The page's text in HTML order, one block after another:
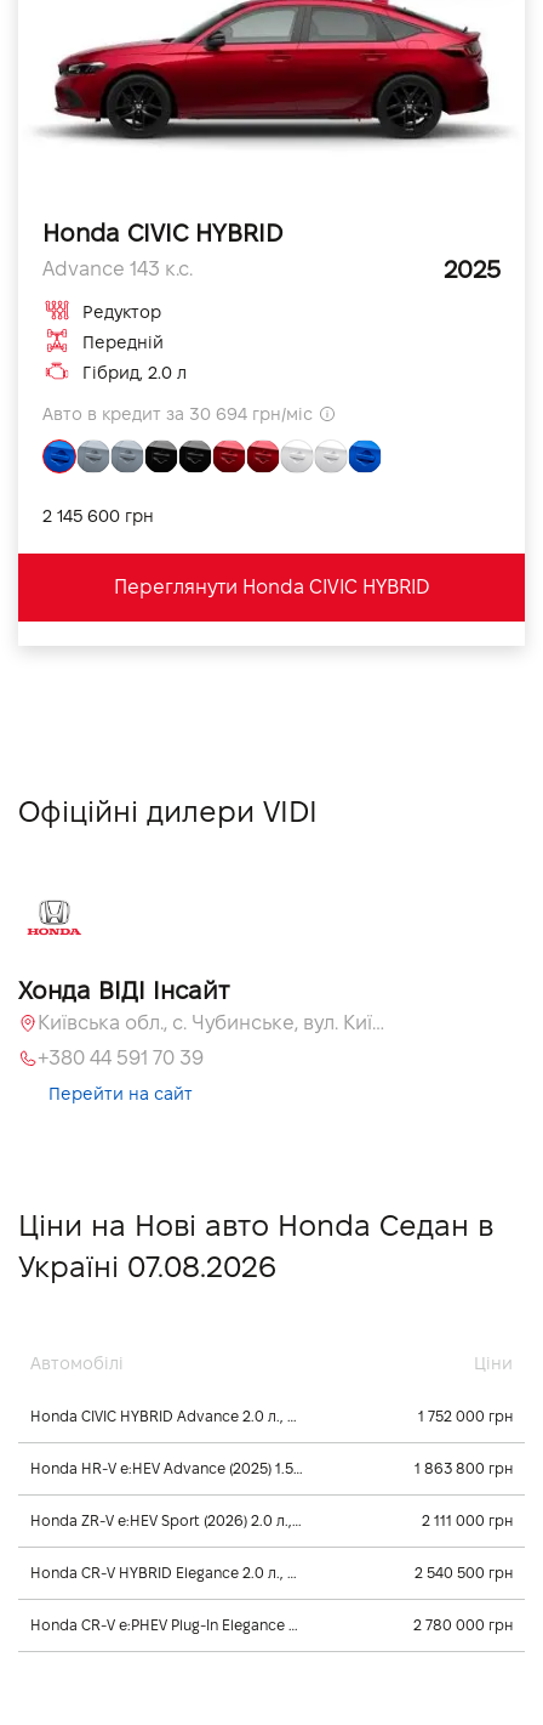
Honda CIVIC HYBRID
Advance 143 к.с. 2025
Редуктор
Передній
Гібрид, 2.0 л
Авто в кредит за 30 694 грн/міс
2 145 600 грн
Переглянути Honda CIVIC HYBRID
Офіційні дилери VIDI
Хонда ВІДІ Інсайт
Київська обл., c. Чубинське, вул. Київська, 55
+380 44 591 70 39
Перейти на сайт
Ціни на Нові авто Honda Седан в
Україні 07.08.2026
Автомобілі Ціни
Honda CIVIC HYBRID Advance 2.0 л., 2024, Редуктор 1 752 000 грн
Honda HR-V e:HEV Advance (2025) 1.5 л., 2025, Автомат 1 863 800 грн
Honda ZR-V e:HEV Sport (2026) 2.0 л., 2026, Автомат 2 111 000 грн
Honda CR-V HYBRID Elegance 2.0 л., 2026, Автомат 2 540 500 грн
Honda CR-V e:PHEV Plug-In Elegance Tech 2.0 л., 2026, Автомат 2 780 000 грн